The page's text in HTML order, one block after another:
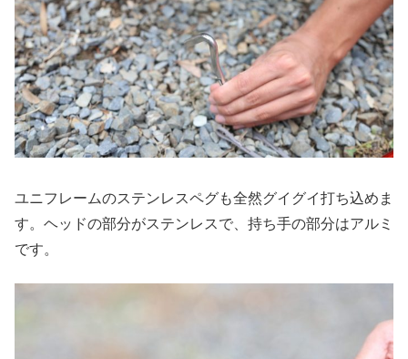
ユニフレームのステンレスペグも全然グイグイ打ち込めま
す。ヘッドの部分がステンレスで、持ち手の部分はアルミ
です。